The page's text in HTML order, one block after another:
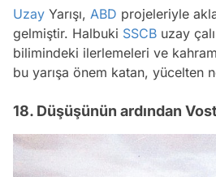
Uzay Yarışı, ABD projeleriyle
gelmiştir. Halbuki SSCB uzay
bilimindeki ilerlemeleri ve
bu yarışa önem katan, yücelten
18. Düşüşünün ardından